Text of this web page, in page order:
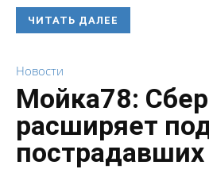
ЧИТАТЬ ДАЛЕЕ
Новости
Мойка78: Сбер
расширяет